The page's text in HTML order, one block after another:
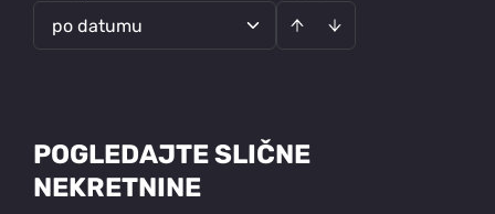
po datumu
POGLEDAJTE SLIČNE
NEKRETNINE